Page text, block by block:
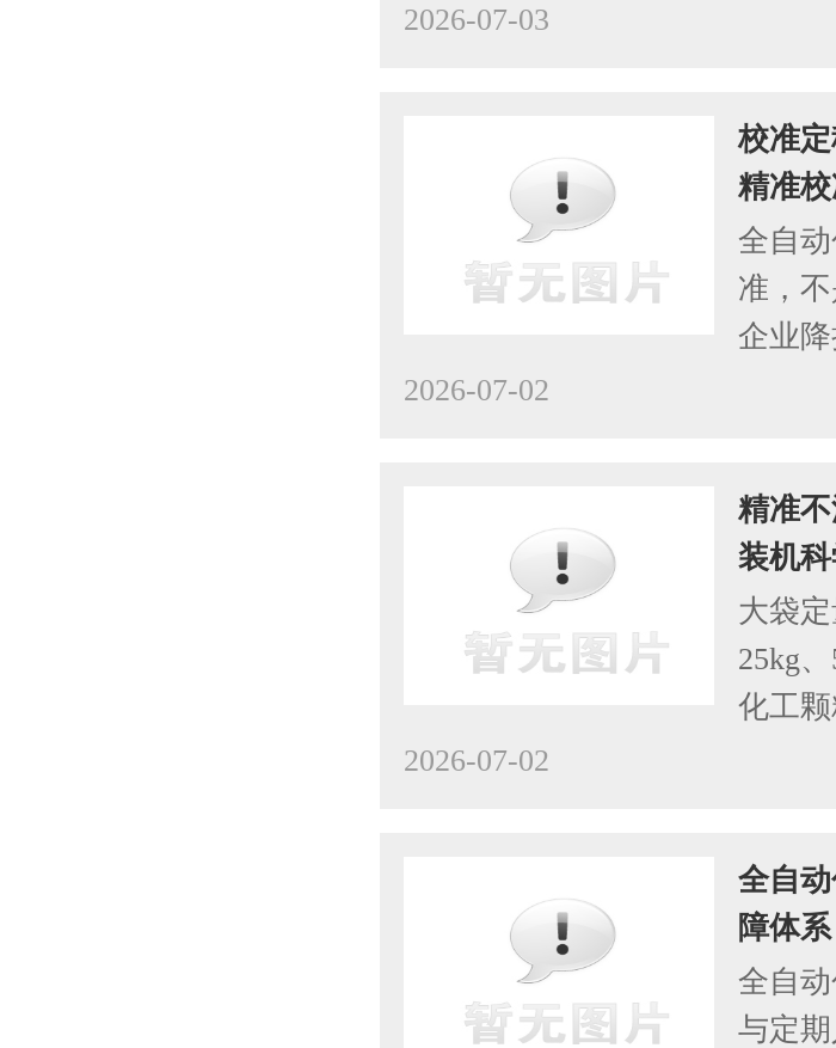
2026-07-03
校准
精准
全自
准，
企业
2026-07-02
精准
装机
大袋
25kg
化工
2026-07-02
全自
障体系
全自
与定